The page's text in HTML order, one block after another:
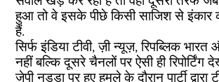
हुआ तो वे इसके पीछे किसी साजिश से
हैं.
सिर्फ इंडिया टीवी, ज़ी न्यूज़, रिपब्लिक
नहीं बल्कि दूसरे चैनलों पर ऐसी ही रिपोर्टिंग
जेपी नड्डा पर हुए हमले के दौरान पार्टी द्वारा